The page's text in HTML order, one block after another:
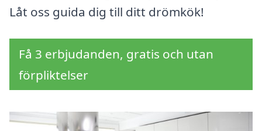
Låt oss guida dig till ditt drömkök!
Få 3 erbjudanden, gratis och utan
förpliktelser